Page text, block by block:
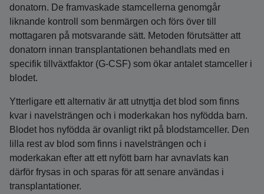
donatorn. De framvaskade stamcellerna genomgår
liknande kontroll som benmärgen och förs över till
mottagaren på motsvarande sätt. Metoden förutsätter att
donatorn innan transplantationen behandlats med en
specifik tillväxtfaktor (G-CSF) som ökar antalet stamceller i
blodet.
Ytterligare ett alternativ är att utnyttja det blod som finns
kvar i navelsträngen och i moderkakan hos nyfödda barn.
Blodet hos nyfödda är ovanligt rikt på blodstamceller. Den
lilla rest av blod som finns i navelsträngen och i
moderkakan efter att ett nyfött barn har avnavlats kan
därför frysas in och sparas för att senare användas i
transplantationer.